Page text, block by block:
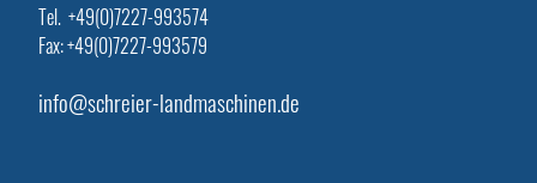
Tel. +49(0)7227-993574
Fax: +49(0)7227-993579
info@schreier-landmaschinen.de